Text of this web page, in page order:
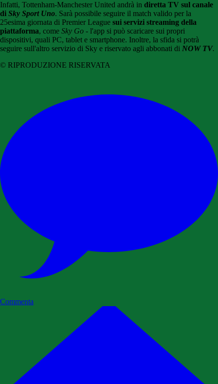
Infatti, Tottenham-Manchester United andrà in diretta TV sul canale
di Sky Sport Uno. Sarà possibile seguire il match valido per la
25esima giornata di Premier League sui servizi streaming della
piattaforma, come Sky Go - l'app si può scaricare sui propri
dispositivi, quali PC, tablet e smartphone. Inoltre, la sfida si potrà
seguire sull'altro servizio di Sky e riservato agli abbonati di NOW TV.
© RIPRODUZIONE RISERVATA
Commenta